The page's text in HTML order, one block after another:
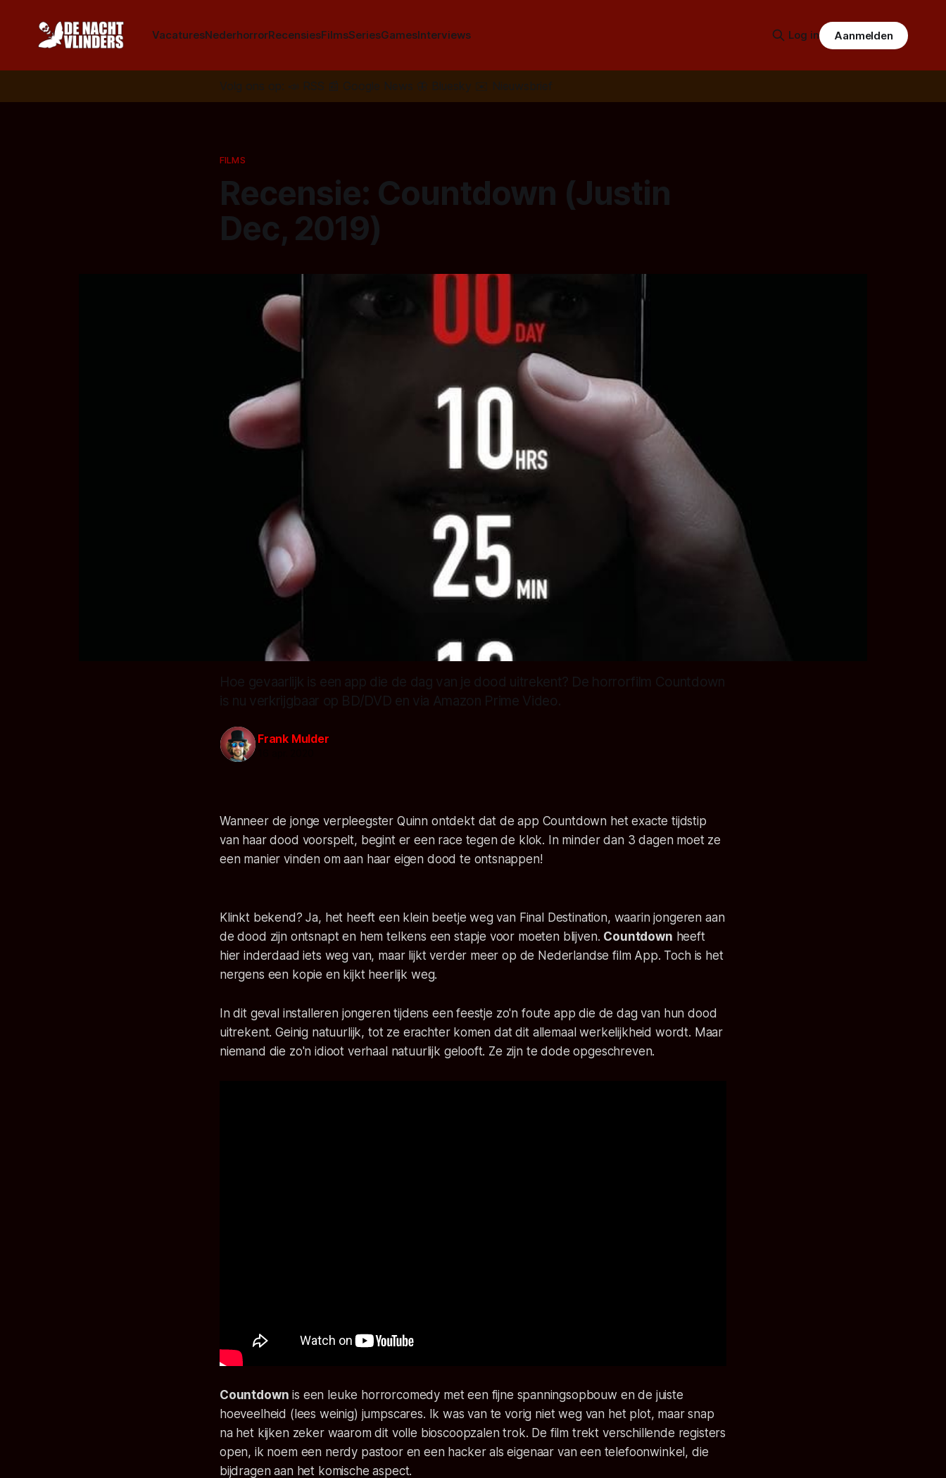
VacaturesNederhorrorRecensiesFilmsSeriesGamesInterviews Log in Aanmelden
Volg ons op: 📣 RSS 📰 Google News 🦋 Bluesky ✉️ Nieuwsbrief
FILMS
Recensie: Countdown (Justin
Dec, 2019)
Hoe gevaarlijk is een app die de dag van je dood uitrekent? De horrorfilm Countdown
is nu verkrijgbaar op BD/DVD en via Amazon Prime Video.
Frank Mulder
Wanneer de jonge verpleegster Quinn ontdekt dat de app Countdown het exacte tijdstip
van haar dood voorspelt, begint er een race tegen de klok. In minder dan 3 dagen moet ze
een manier vinden om aan haar eigen dood te ontsnappen!
Klinkt bekend? Ja, het heeft een klein beetje weg van Final Destination, waarin jongeren aan
de dood zijn ontsnapt en hem telkens een stapje voor moeten blijven. Countdown heeft
hier inderdaad iets weg van, maar lijkt verder meer op de Nederlandse film App. Toch is het
nergens een kopie en kijkt heerlijk weg.
In dit geval installeren jongeren tijdens een feestje zo'n foute app die de dag van hun dood
uitrekent. Geinig natuurlijk, tot ze erachter komen dat dit allemaal werkelijkheid wordt. Maar
niemand die zo'n idioot verhaal natuurlijk gelooft. Ze zijn te dode opgeschreven.
Countdown is een leuke horrorcomedy met een fijne spanningsopbouw en de juiste
hoeveelheid (lees weinig) jumpscares. Ik was van te vorig niet weg van het plot, maar snap
na het kijken zeker waarom dit volle bioscoopzalen trok. De film trekt verschillende registers
open, ik noem een nerdy pastoor en een hacker als eigenaar van een telefoonwinkel, die
bijdragen aan het komische aspect.